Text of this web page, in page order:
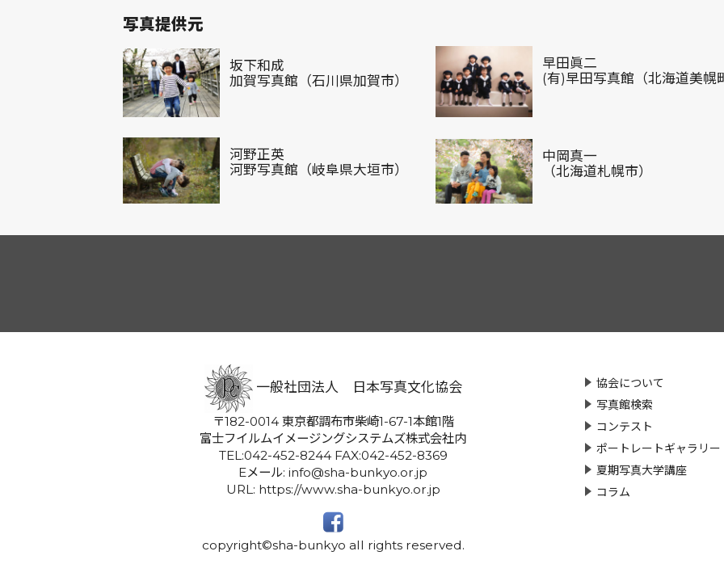
写真提供元
坂下和成
加賀写真館（石川県加賀市）
早田眞二
(有)早田写真館（北海道美幌
河野正英
河野写真館（岐阜県大垣市）
中岡真一
（北海道札幌市）
協会について
写真館検索
コンテスト
ポートレートギャラリー
夏期写真大学講座
コラム
一般社団法人 日本写真文化協会
〒182-0014 東京都調布市柴崎1-67-1本館1階
富士フイルムイメージングシステムズ株式会社内
TEL:042-452-8244 FAX:042-452-8369
Eメール: info@sha-bunkyo.or.jp
URL: https://www.sha-bunkyo.or.jp
copyright©sha-bunkyo all rights reserved.